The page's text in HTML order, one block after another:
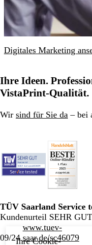
Digitales Marketing
Ihre Ideen.
VistaPrint-Qualität.
Wir sind für Sie da – bei
TÜV Saarland Service
Kundenurteil SEHR GUT
09/24
www.tuev-
saar.de/sc46079
Ihre Cookie-